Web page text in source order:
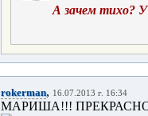
А зачем тихо?
rokerman, 16.07.2013 г. 16:34
МАРИША!!!